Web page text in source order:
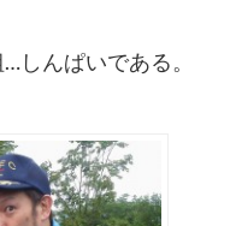
しんぱいである。